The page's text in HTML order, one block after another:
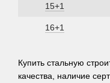
15+1
16+1
Купить стальную
качества, наличие